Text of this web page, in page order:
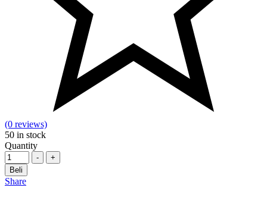
(0 reviews)
50 in stock
Quantity
-
+
Beli
Share